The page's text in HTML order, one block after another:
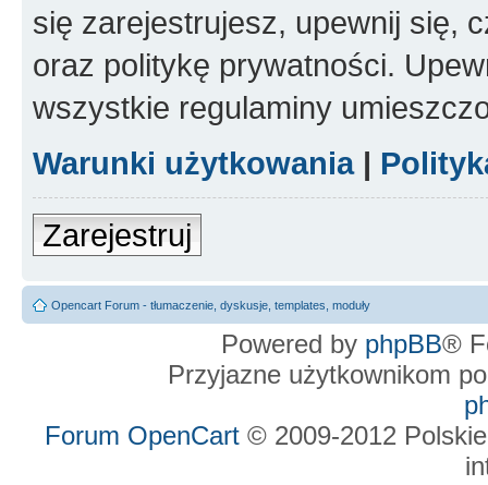
się zarejestrujesz, upewnij się,
oraz politykę prywatności.
wszystkie regulaminy
Warunki użytkowania|
Zarejestruj
Opencart Forum - tłumaczenie, dyskusje, templates, moduły
Powered by phpBB®
Przyjazne użytkownikom
Forum OpenCart © 2009-2012